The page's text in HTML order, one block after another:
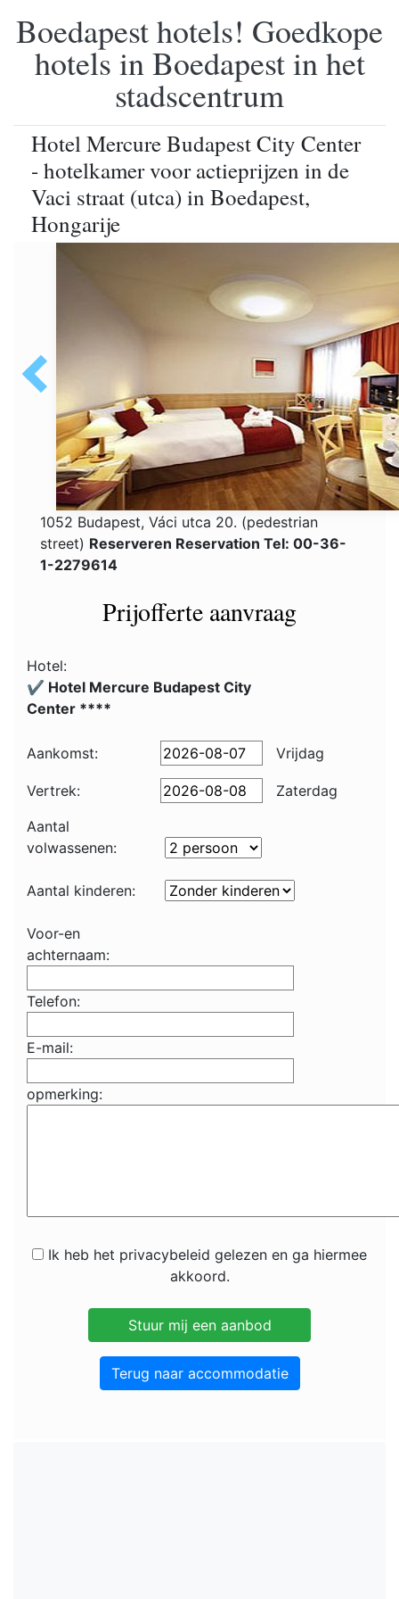
Boedapest hotels! Goedkope
hotels in Boedapest in het
stadscentrum
Hotel Mercure Budapest City Center
- hotelkamer voor actieprijzen in de
Vaci straat (utca) in Boedapest,
Hongarije
1052 Budapest, Váci utca 20. (pedestrian
street) Reserveren Reservation Tel: 00-36-
1-2279614
Prijofferte aanvraag
Hotel:
✔️ Hotel Mercure Budapest City
Center ****
Aankomst: Vrijdag
Vertrek:
Zaterdag
Aantal
volwassenen:
Aantal kinderen:
Voor-en
achternaam:
Telefon:
E-mail:
opmerking:
Ik heb het privacybeleid gelezen en ga hiermee
akkoord.
Terug naar accommodatie